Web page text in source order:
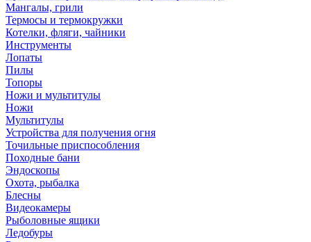
Мангалы, грили
Термосы и термокружки
Котелки, фляги, чайники
Инструменты
Лопаты
Пилы
Топоры
Ножи и мультитулы
Ножи
Мультитулы
Устройства для получения огня
Точильные приспособления
Походные бани
Эндоскопы
Охота, рыбалка
Блесны
Видеокамеры
Рыболовные ящики
Ледобуры